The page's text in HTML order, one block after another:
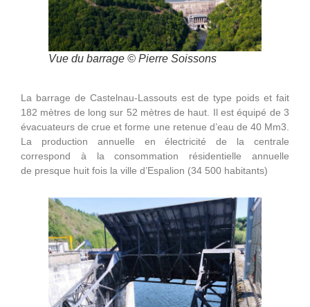
Vue du barrage © Pierre Soissons
La barrage de Castelnau-Lassouts est de type poids et fait
182 mètres de long sur 52 mètres de haut. Il est équipé de 3
évacuateurs de crue et forme une retenue d’eau de 40 Mm3.
La production annuelle en électricité de la centrale
correspond à la consommation résidentielle annuelle
de presque huit fois la ville d’Espalion (34 500 habitants)